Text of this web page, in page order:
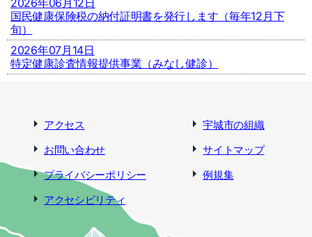
2026年06月12日
国民健康保険税の納付証明書を発行します（毎年12月下
旬）
2026年07月14日
特定健康診査情報提供事業（みなし健診）
アクセス
宇城市の組織
お問い合わせ
サイトマップ
プライバシーポリシー
例規集
アクセシビリティ